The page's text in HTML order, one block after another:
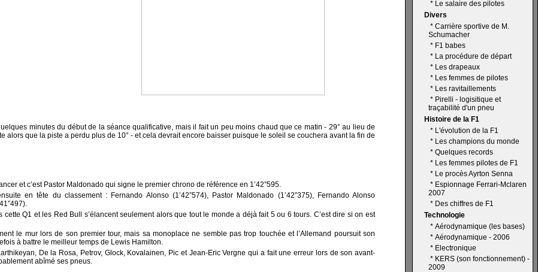
minutes du début de la séance qualificative, mais il fait un peu moins chaud que ce matin - 29° au lieu de
alors que la piste a perdu plus de 10° - et cela devrait encore baisser puisque le soleil se couchera avant la fin de
et c’est Pastor Maldonado qui signe le premier chrono de référence en 1’42”595.
en tête du classement : Fernando Alonso (1’42”574), Pastor Maldonado (1’42”375), Fernando Alonso
cette Q1 et les Red Bull s’élancent seulement alors que tout le monde a déjà fait 5 ou 6 tours. C’est dire si on est
le mur lors de son premier tour, mais sa monoplace ne semble pas trop touchée et l’Allemand poursuit son
à battre le meilleur temps de Lewis Hamilton.
De la Rosa, Petrov, Glock, Kovalainen, Pic et Jean-Eric Vergne qui a fait une erreur lors de son avant-
abîmé ses pneus.
* Le salaire des pilotes
Divers
* Carrière sportive de M.
Schumacher
* F1 babes
* La procédure de départ
* Les drapeaux
* Les femmes de pilotes
* Les ravitaillements
* Pirelli - logisitique et
traçabilité d'un pneu
Histoire de la F1
* L'évolution de la F1
* Les champions du monde
* Quelques records
* Les femmes pilotes de F1
* Le procès Ayrton Senna
* Espionnage Ferrari-Mclaren
2007
* Des chiffres de F1
Technologie
* Aérodynamique (les bases)
* Aérodynamique - 2006
* Electronique
* KERS (son fonctionnement) -
2009